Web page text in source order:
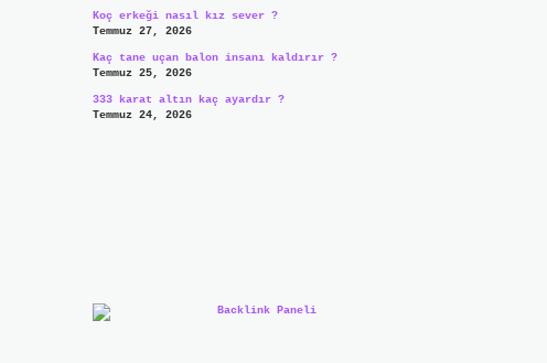
Koç erkeği nasıl kız sever ?
Temmuz 27, 2026
Kaç tane uçan balon insanı kaldırır ?
Temmuz 25, 2026
333 karat altın kaç ayardır ?
Temmuz 24, 2026